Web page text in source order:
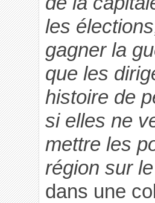
les
gagner la
que les
histoire de
si elles ne
mettre les
région sur
dans une